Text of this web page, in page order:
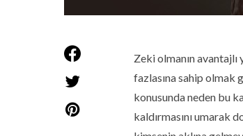
Zeki olmanın
fazlasına sahip olmak
konusunda neden bu
kaldırmasını umarak